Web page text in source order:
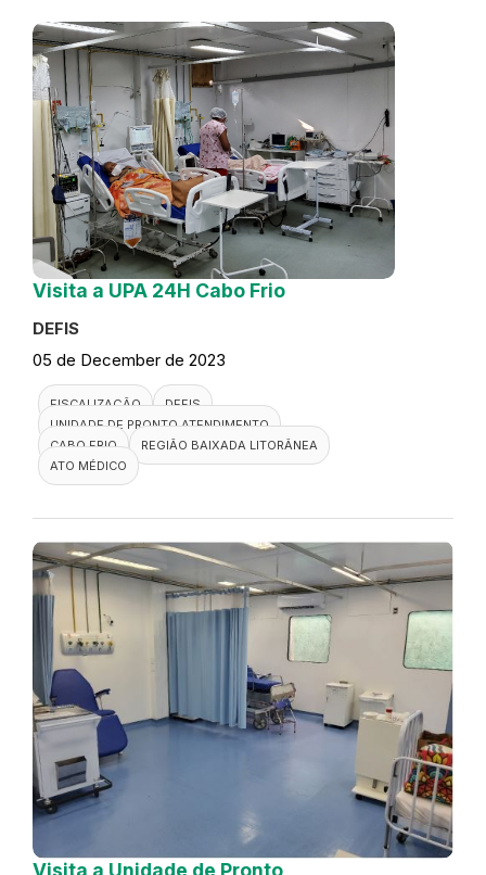
Visita a UPA 24H Cabo Frio
DEFIS
05 de December de 2023
FISCALIZAÇÃO
DEFIS
UNIDADE DE PRONTO ATENDIMENTO
CABO FRIO
REGIÃO BAIXADA LITORÂNEA
ATO MÉDICO
Visita a Unidade de Pronto